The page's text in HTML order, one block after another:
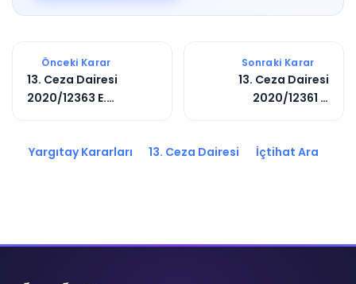
Önceki Karar
13. Ceza Dairesi
2020/12363 E.
Sonraki Karar
13. Ceza Dairesi
2020/12361 E.
Yargıtay Kararları 13. Ceza Dairesi İçtihat Ara